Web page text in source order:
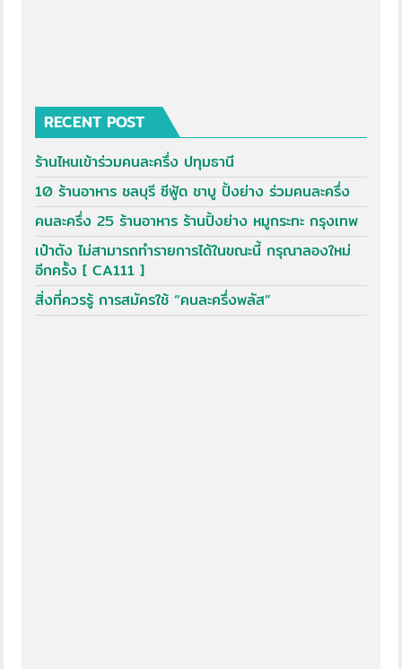
RECENT POST
ร้านไหนเข้าร่วมคนละครึ่ง ปทุมธานี
10 ร้านอาหาร ชลบุรี ซีฟู้ด ชาบู ปิ้งย่าง ร่วมคนละครึ่ง
คนละครึ่ง 25 ร้านอาหาร ร้านปิ้งย่าง หมูกระทะ กรุงเทพ
เป๋าตัง ไม่สามารถทำรายการได้ในขณะนี้ กรุณาลองใหม่
อีกครั้ง [ CA111 ]
สิ่งที่ควรรู้ การสมัครใช้ “คนละครึ่งพลัส”